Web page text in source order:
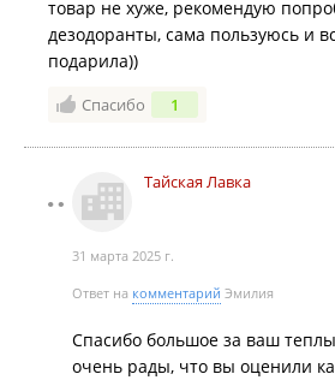
товар не хуже, рекомендую
дезодоранты, сама пользуюсь и
подарила))
Спасибо 1
Тайская Лавка
31 марта 2025 г.
Ответ на комментарий Эмилия
Спасибо большое за ваш
очень рады, что вы оценили